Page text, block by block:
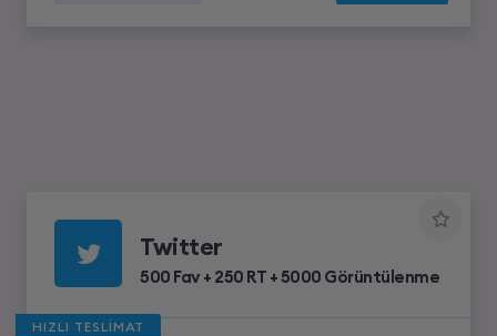
Twitter
500 Fav + 250 RT + 5000 Görüntülenme
HIZLI TESLİMAT